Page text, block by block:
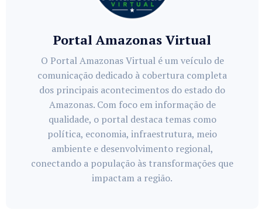
Portal Amazonas Virtual
O Portal Amazonas Virtual é um veículo de
comunicação dedicado à cobertura completa
dos principais acontecimentos do estado do
Amazonas. Com foco em informação de
qualidade, o portal destaca temas como
política, economia, infraestrutura, meio
ambiente e desenvolvimento regional,
conectando a população às transformações que
impactam a região.